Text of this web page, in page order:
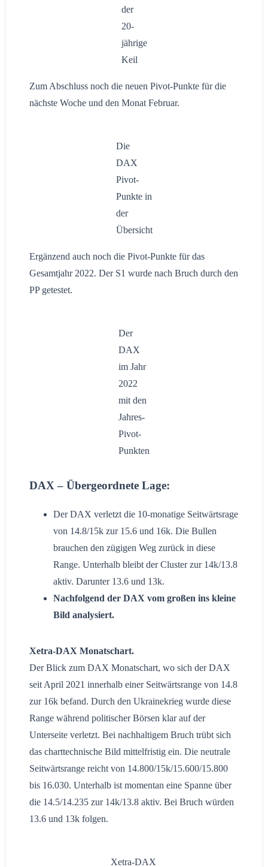
der
20-
jährige
Keil
Zum Abschluss noch die neuen Pivot-Punkte für die
nächste Woche und den Monat Februar.
Die
DAX
Pivot-
Punkte in
der
Übersicht
Ergänzend auch noch die Pivot-Punkte für das
Gesamtjahr 2022. Der S1 wurde nach Bruch durch den
PP getestet.
Der
DAX
im Jahr
2022
mit den
Jahres-
Pivot-
Punkten
DAX – Übergeordnete Lage:
Der DAX verletzt die 10-monatige Seitwärtsrage
von 14.8/15k zur 15.6 und 16k. Die Bullen
brauchen den zügigen Weg zurück in diese
Range. Unterhalb bleibt der Cluster zur 14k/13.8
aktiv. Darunter 13.6 und 13k.
Nachfolgend der DAX vom großen ins kleine
Bild analysiert.
Xetra-DAX Monatschart.
Der Blick zum DAX Monatschart, wo sich der DAX
seit April 2021 innerhalb einer Seitwärtsrange von 14.8
zur 16k befand. Durch den Ukrainekrieg wurde diese
Range während politischer Börsen klar auf der
Unterseite verletzt. Bei nachhaltigem Bruch trübt sich
das charttechnische Bild mittelfristig ein. Die neutrale
Seitwärtsrange reicht von 14.800/15k/15.600/15.800
bis 16.030. Unterhalb ist momentan eine Spanne über
die 14.5/14.235 zur 14k/13.8 aktiv. Bei Bruch würden
13.6 und 13k folgen.
Xetra-DAX